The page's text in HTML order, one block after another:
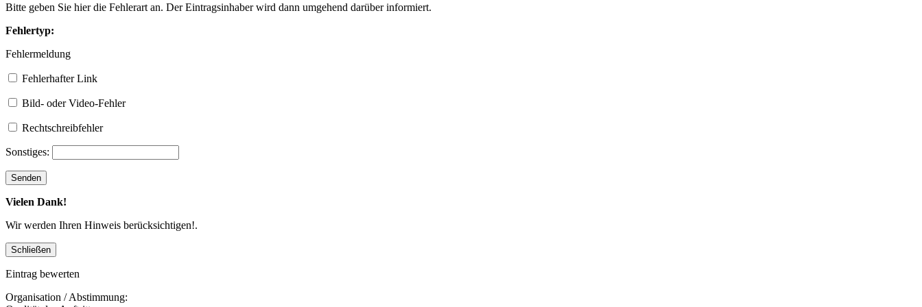
Bitte geben Sie hier die Fehlerart an. Der Eintragsinhaber wird dann umgehend darüber informiert.
Fehlertyp:
Fehlermeldung
Fehlerhafter Link
Bild- oder Video-Fehler
Rechtschreibfehler
Sonstiges:
Vielen Dank!
Wir werden Ihren Hinweis berücksichtigen!.
Eintrag bewerten
Organisation / Abstimmung: